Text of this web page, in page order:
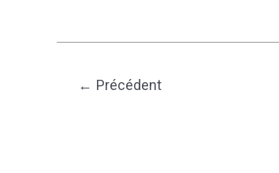
← Précédent